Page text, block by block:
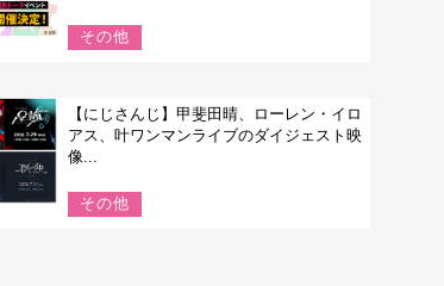
その他
【にじさんじ】甲斐田晴、ローレン・イロ
アス、叶ワンマンライブのダイジェスト映
像...
その他